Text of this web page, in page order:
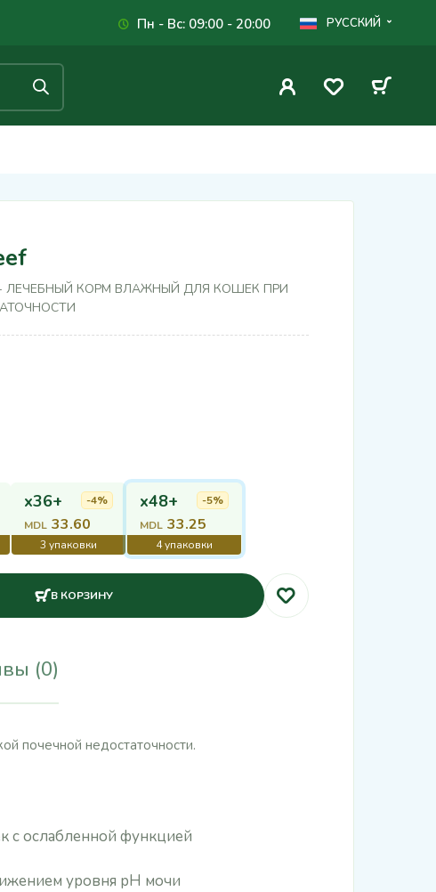
Пн - Вс: 09:00 - 20:00 РУССКИЙ
ЛЕЧЕБНЫЙ КОРМ ВЛАЖНЫЙ ДЛЯ КОШЕК ПРИ
x36+
MDL 33.60
-4% x48+
MDL 33.25
-5%
В КОРЗИНУ
(0)
почечной недостаточности.
с ослабленной функцией
уровня рН мочи